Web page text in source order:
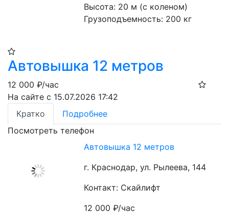
Высота: 20 м (с коленом)
Грузоподъемность: 200 кг
Автовышка 12 метров
12 000 ₽/час
На сайте с 15.07.2026 17:42
Кратко
Подробнее
Посмотреть телефон
Автовышка 12 метров
г. Краснодар, ул. Рылеева, 144
Контакт: Скайлифт
12 000₽/час